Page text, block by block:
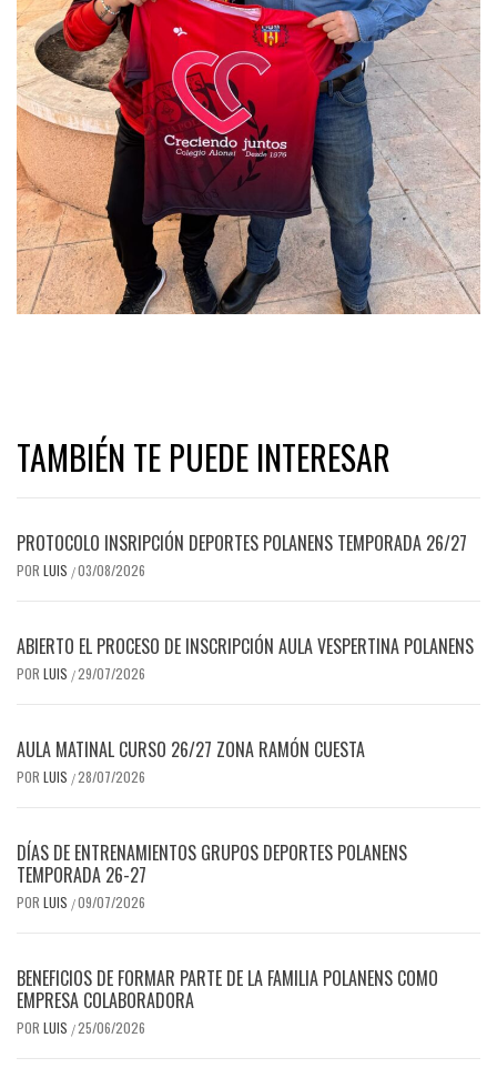
TAMBIÉN TE PUEDE INTERESAR
PROTOCOLO INSRIPCIÓN DEPORTES POLANENS TEMPORADA 26/27
POR LUIS /03/08/2026
ABIERTO EL PROCESO DE INSCRIPCIÓN AULA VESPERTINA POLANENS
POR LUIS /29/07/2026
AULA MATINAL CURSO 26/27 ZONA RAMÓN CUESTA
POR LUIS /28/07/2026
DÍAS DE ENTRENAMIENTOS GRUPOS DEPORTES POLANENS
TEMPORADA 26-27
POR LUIS /09/07/2026
BENEFICIOS DE FORMAR PARTE DE LA FAMILIA POLANENS COMO
EMPRESA COLABORADORA
POR LUIS /25/06/2026